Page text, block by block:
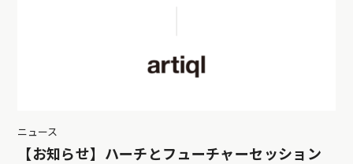
ニュース
【お知らせ】ハーチとフューチャーセッション